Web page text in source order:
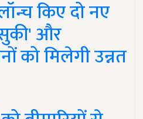
किए दो नए
और
को मिलेगी उन्नत